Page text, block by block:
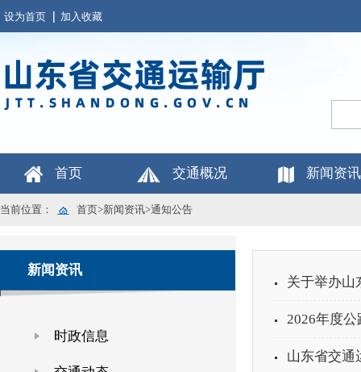
设为首页 加入收藏
首页 交通概况 新闻资讯
当前位置： 首页>新闻资讯>通知公告
新闻资讯
时政信息
关于举办山
2026年度
山东省交通